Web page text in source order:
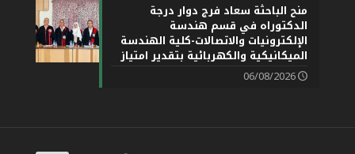
منح الباحثة سعاد فرج دوار درجة
الدكتوراه في قسم هندسة
الإلكترونيات والاتصالات-كلية الهندسة
الميكانيكية والكهربائية بتقدير امتياز
06/08/2026